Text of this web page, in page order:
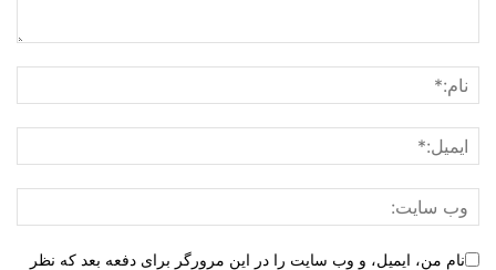
نام من، ایمیل، و وب سایت را در این مرورگر برای دفعه بعد که نظر